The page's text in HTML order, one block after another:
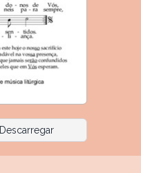
Descarregar